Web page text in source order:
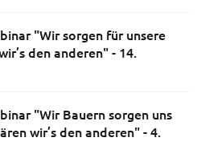
"Wir sorgen für unsere
den anderen" - 14.
"Wir Bauern sorgen uns
wir’s den anderen" - 4.